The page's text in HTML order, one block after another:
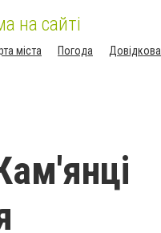
на сайті
міста Погода
Довідкова